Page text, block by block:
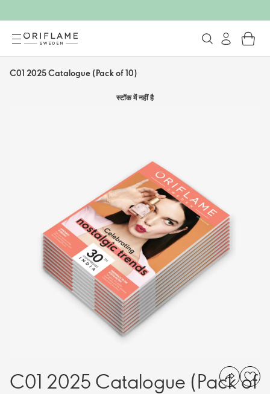
C01 2025 Catalogue (Pack of 10)
स्टॉक में नहीं है
C01 2025 Catalogue (Pack of